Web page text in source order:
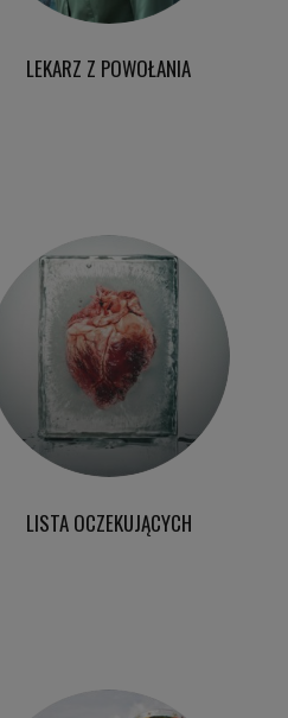
LEKARZ Z POWOŁANIA
LISTA OCZEKUJĄCYCH